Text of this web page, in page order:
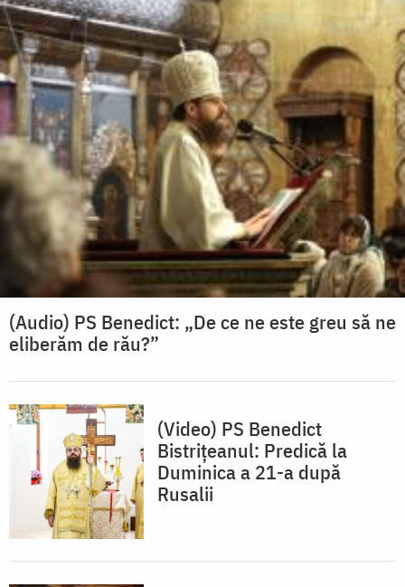
(Audio) PS Benedict: „De ce ne este greu să ne
eliberăm de rău?”
(Video) PS Benedict
Bistrițeanul: Predică la
Duminica a 21-a după
Rusalii